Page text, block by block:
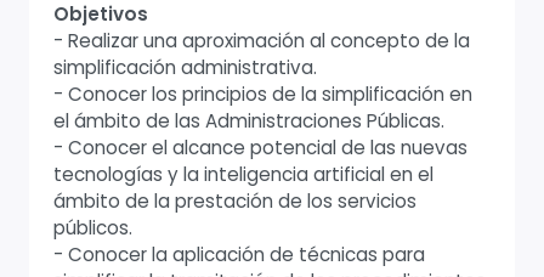
Objetivos
- Realizar una aproximación al concepto de la
simplificación administrativa.
- Conocer los principios de la simplificación en
el ámbito de las Administraciones Públicas.
- Conocer el alcance potencial de las nuevas
tecnologías y la inteligencia artificial en el
ámbito de la prestación de los servicios
públicos.
- Conocer la aplicación de técnicas para